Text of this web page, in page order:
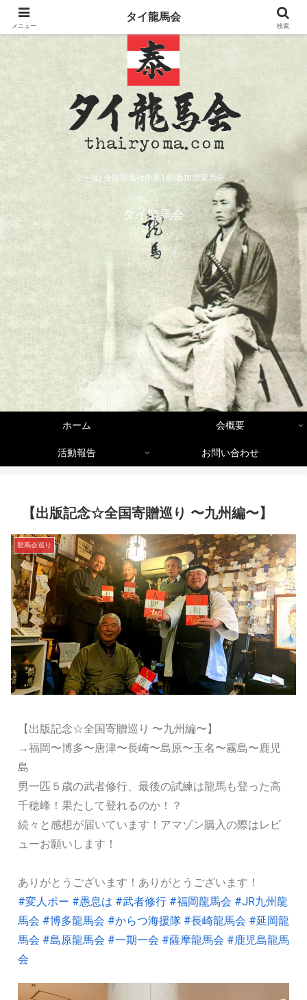
一社) 全国龍馬社中第189番加盟龍馬会
タイ龍馬会
ホーム 会概要
活動報告 お問い合わせ
【出版記念☆全国寄贈巡り 〜九州編〜】
龍馬会巡り
【出版記念☆全国寄贈巡り 〜九州編〜】
→福岡〜博多〜唐津〜長崎〜島原〜玉名〜霧島〜鹿児
島
男一匹５歳の武者修行、最後の試練は龍馬も登った高
千穂峰！果たして登れるのか！？
続々と感想が届いています！アマゾン購入の際はレビ
ューお願いします！
ありがとうございます！ありがとうございます！
#変人ポー #愚息は #武者修行 #福岡龍馬会 #JR九州龍
馬会 #博多龍馬会 #からつ海援隊 #長崎龍馬会 #延岡龍
馬会 #島原龍馬会 #一期一会 #薩摩龍馬会 #鹿児島龍馬
会
メニュー
タイ龍馬会
検索